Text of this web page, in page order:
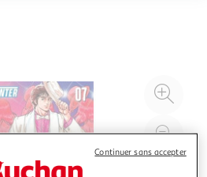
à
Continuer sans accepter